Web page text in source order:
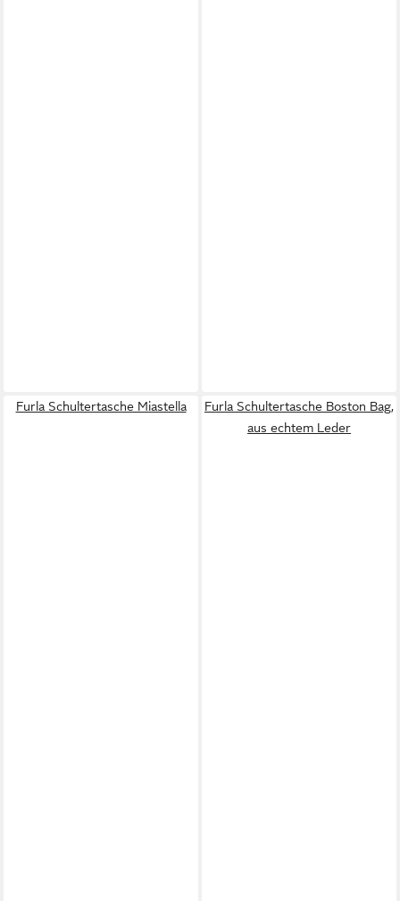
Furla Schultertasche Miastella
Furla Schultertasche Boston Bag,
aus echtem Leder